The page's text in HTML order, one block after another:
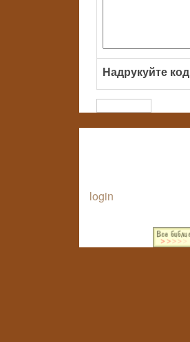
Надрукуйте код
login